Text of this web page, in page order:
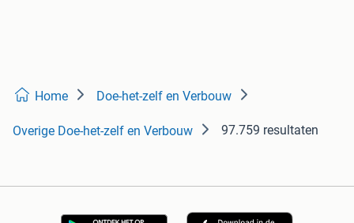
Home Doe-het-zelf en Verbouw
Overige Doe-het-zelf en Verbouw 97.759 resultaten